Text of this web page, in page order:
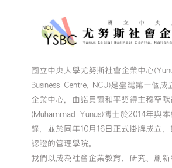
國立中央大學尤努斯社會企業中心
Business Centre, NCU)是臺灣第一個成
企業中心，由諾貝爾和平獎得主穆罕
(Muhammad Yunus)博士於2014年與
錄，並於同年10月16日正式掛牌成立
認證的管理學院。
我們以成為社會企業教育、研究、創